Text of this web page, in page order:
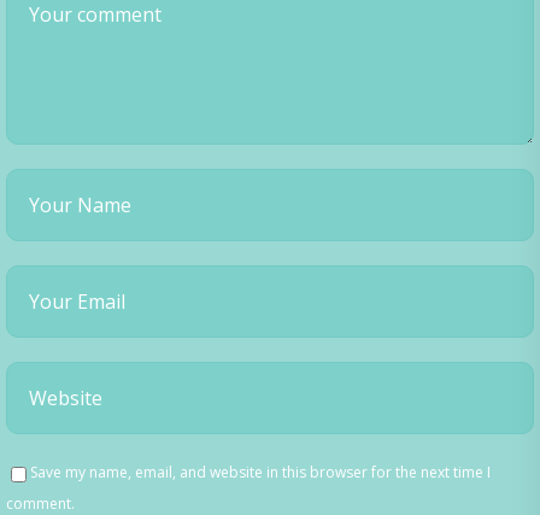
Save my name, email, and website in this browser for the next time I
comment.